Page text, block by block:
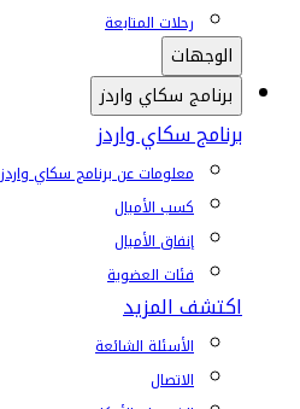
رحلات المتابعة
الوجهات
برنامج سكاي واردز
برنامج سكاي واردز
معلومات عن برنامج سكاي واردز
كسب الأميال
إنفاق الأميال
فئات العضوية
اكتشف المزيد
الأسئلة الشائعة
الاتصال